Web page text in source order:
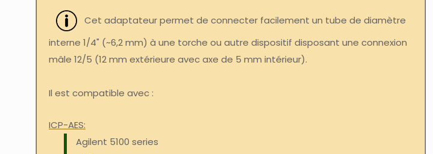
Cet adaptateur permet de connecter facilement un tube de diamètre
interne 1/4" (~6,2 mm) à une torche ou autre dispositif disposant une connexion
mâle 12/5 (12 mm extérieure avec axe de 5 mm intérieur).
Il est compatible avec :
ICP-AES:
Agilent 5100 series